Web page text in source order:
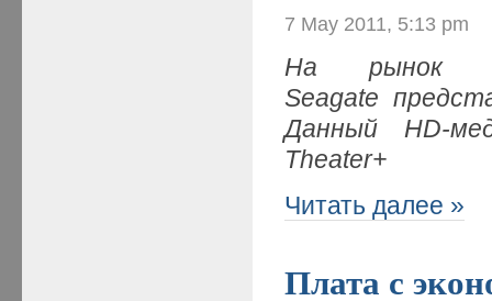
7 May 2011, 5:13 pm
На рынок
Seagate
Данный HD-
Theater+
Читать далее »
Плата с